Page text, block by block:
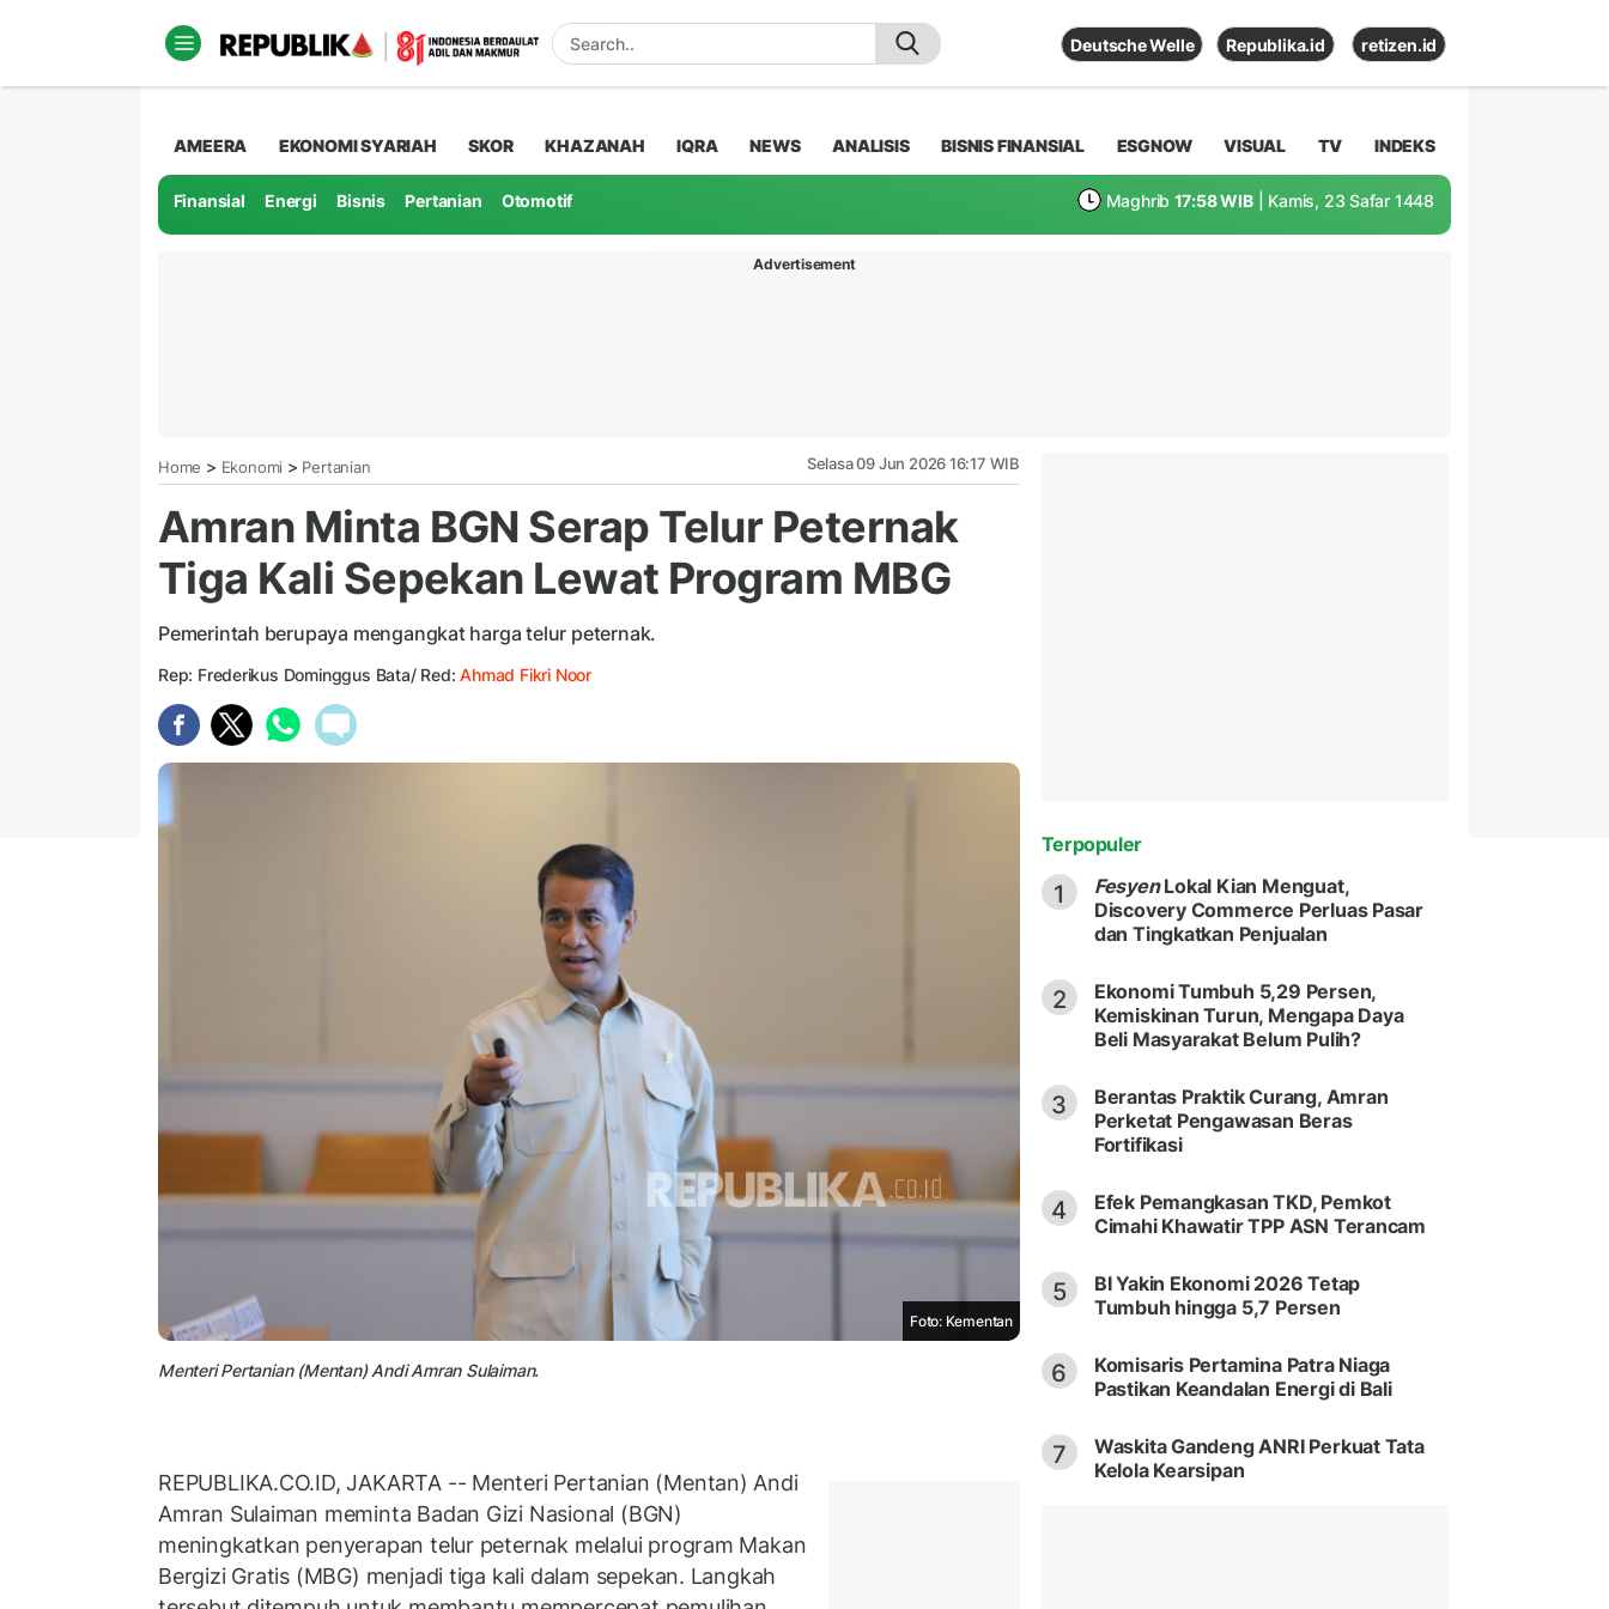
Deutsche Welle Republika.id retizen.id
AMEERA EKONOMI SYARIAH SKOR KHAZANAH IQRA NEWS ANALISIS BISNIS FINANSIAL ESGNOW VISUAL TV INDEKS
Finansial Energi Bisnis Pertanian Otomotif Maghrib 17:58 WIB | Kamis, 23 Safar 1448
Advertisement
Home > Ekonomi > Pertanian Selasa 09 Jun 2026 16:17 WIB
Amran Minta BGN Serap Telur Peternak
Tiga Kali Sepekan Lewat Program MBG
Pemerintah berupaya mengangkat harga telur peternak.
Rep: Frederikus Dominggus Bata/ Red:Ahmad Fikri Noor
Foto: Kementan
Menteri Pertanian (Mentan) Andi Amran Sulaiman.
REPUBLIKA.CO.ID, JAKARTA -- Menteri Pertanian (Mentan) Andi
Amran Sulaiman meminta Badan Gizi Nasional (BGN)
meningkatkan penyerapan telur peternak melalui program Makan
Bergizi Gratis (MBG) menjadi tiga kali dalam sepekan. Langkah
Terpopuler
1 FesyenLokal Kian Menguat,
Discovery Commerce Perluas Pasar
dan Tingkatkan Penjualan
2
Ekonomi Tumbuh 5,29 Persen,
Kemiskinan Turun, Mengapa Daya
Beli Masyarakat Belum Pulih?
3
Berantas Praktik Curang, Amran
Perketat Pengawasan Beras
Fortifikasi
4
Efek Pemangkasan TKD, Pemkot
Cimahi Khawatir TPP ASN Terancam
5
BI Yakin Ekonomi 2026 Tetap
Tumbuh hingga 5,7 Persen
6
Komisaris Pertamina Patra Niaga
Pastikan Keandalan Energi di Bali
7
Waskita Gandeng ANRI Perkuat Tata
Kelola Kearsipan